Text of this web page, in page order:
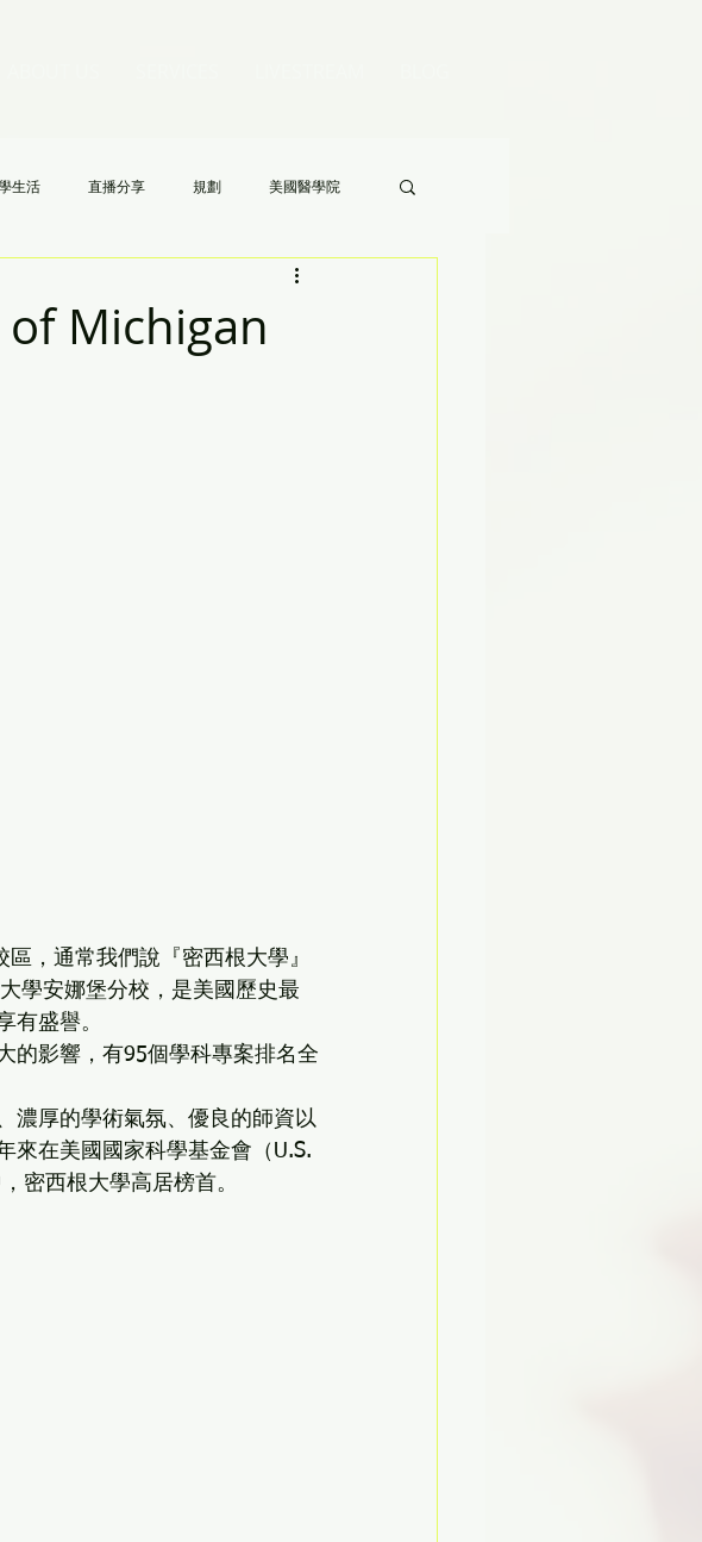
生活 直播分享 規劃 美國醫學院
《Audrey 老師的八分鐘家長答疑》
of Michigan
區，通常我們說『密西根大學』
學安娜堡分校，是美國歷史最
有盛譽。
的影響，有95個學科專案排名全
濃厚的學術氣氛、優良的師資以
來在美國國家科學基金會（U.S.
密西根大學高居榜首。